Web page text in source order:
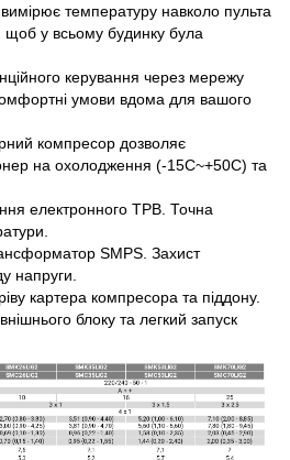
температуру навколо пульта
щоб у всьому будинку була
керування через мережу
умови вдома для вашого
компресор дозволяє
на охолодження (-15С~+50С) та
електронного ТРВ. Точна
SMPS. Захист
напруги.
картера компресора та піддону.
блоку та легкий запуск